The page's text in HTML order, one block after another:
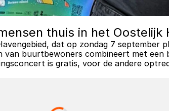
thuis in het Oostelijk
dat op zondag 7 september
buurtbewoners combineert met een
is gratis, voor de andere